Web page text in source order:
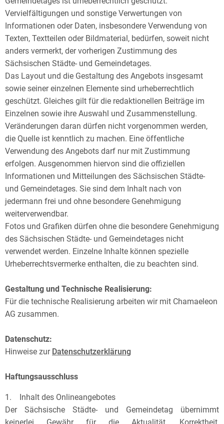
Vervielfältigungen und sonstige Verwertungen von
Informationen oder Daten, insbesondere Verwendung von
Texten, Textteilen oder Bildmaterial, bedürfen, soweit nicht
anders vermerkt, der vorherigen Zustimmung des
Sächsischen Städte- und Gemeindetages.
Das Layout und die Gestaltung des Angebots insgesamt
sowie seiner einzelnen Elemente sind urheberrechtlich
geschützt. Gleiches gilt für die redaktionellen Beiträge im
Einzelnen sowie ihre Auswahl und Zusammenstellung.
Veränderungen daran dürfen nicht vorgenommen werden,
die Quelle ist kenntlich zu machen. Eine öffentliche
Verwendung des Angebots darf nur mit Zustimmung
erfolgen. Ausgenommen hiervon sind die offiziellen
Informationen und Mitteilungen des Sächsischen Städte-
und Gemeindetages. Sie sind dem Inhalt nach von
jedermann frei und ohne besondere Genehmigung
weiterverwendbar.
Fotos und Grafiken dürfen ohne die besondere Genehmigung
des Sächsischen Städte- und Gemeindetages nicht
verwendet werden. Einzelne Inhalte können spezielle
Urheberrechtsvermerke enthalten, die zu beachten sind.
Gestaltung und Technische Realisierung:
Für die technische Realisierung arbeiten wir mit Chamaeleon
AG zusammen.
Datenschutz:
Hinweise zur Datenschutzerklärung
Haftungsausschluss
1. Inhalt des Onlineangebotes
Der Sächsische Städte- und Gemeindetag übernimmt